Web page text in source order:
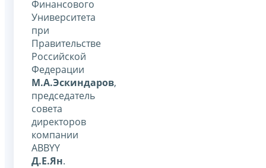
Финансового
Университета
при
Правительстве
Российской
Федерации
М.А.Эскиндаров,
председатель
совета
директоров
компании
ABBYY
Д.Е.Ян.